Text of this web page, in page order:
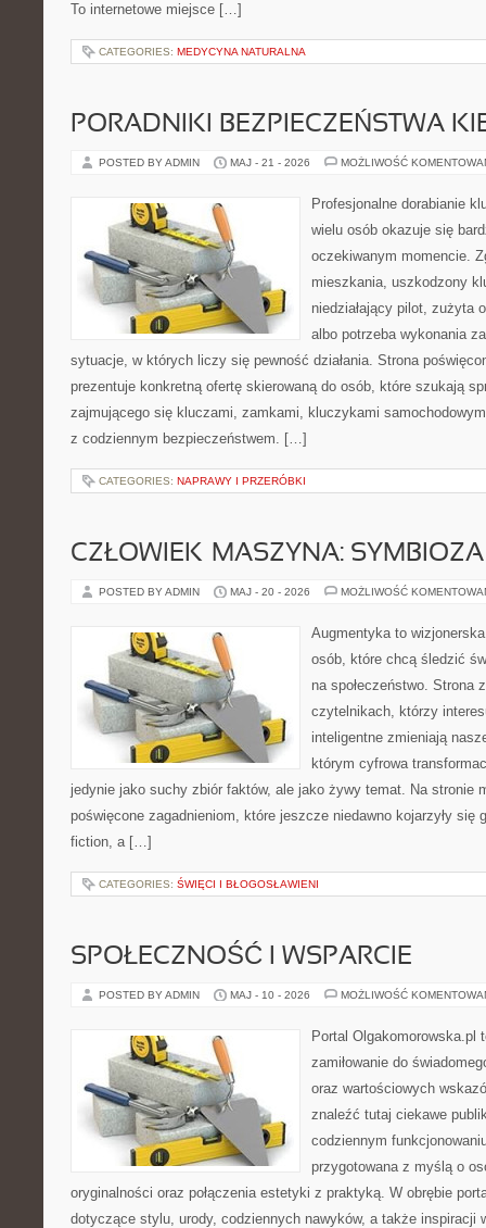
To internetowe miejsce […]
CATEGORIES: MEDYCYNA NATURALNA
PORADNIKI BEZPIECZEŃSTWA
POSTED BY ADMIN MAJ - 21 - 2026 MOŻLIWOŚĆ
Profesjonalne dorabianie
wielu osób okazuje się
oczekiwanym momencie.
mieszkania, uszkodzony
niedziałający pilot, zużyta
albo potrzeba wykonania
sytuacje, w których liczy się pewność działania. Strona
prezentuje konkretną ofertę skierowaną do osób, które szukają
zajmującego się kluczami, zamkami, kluczykami
z codziennym bezpieczeństwem. […]
CATEGORIES: NAPRAWY I PRZERÓBKI
CZŁOWIEK–MASZYNA: SYMBIOZA
POSTED BY ADMIN MAJ - 20 - 2026 MOŻLIWOŚĆ
Augmentyka to
osób, które chcą śledzić
na społeczeństwo. Strona
czytelnikach, którzy
inteligentne zmieniają
którym cyfrowa
jedynie jako suchy zbiór faktów, ale jako żywy temat. Na stronie
poświęcone zagadnieniom, które jeszcze niedawno kojarzyły się
fiction, a […]
CATEGORIES: ŚWIĘCI I BŁOGOSŁAWIENI
SPOŁECZNOŚĆ I WSPARCIE
POSTED BY ADMIN MAJ - 10 - 2026 MOŻLIWOŚĆ
Portal Olgakomorowska.pl
zamiłowanie do
oraz wartościowych
znaleźć tutaj ciekawe
codziennym
przygotowana z myślą o
oryginalności oraz połączenia estetyki z praktyką. W obrębie
dotyczące stylu, urody, codziennych nawyków, a także inspiracji